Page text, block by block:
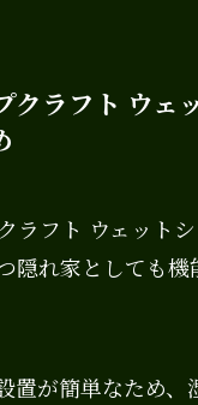
クラフト ウェ
ラフト ウェット
隠れ家としても機
置が簡単なため、